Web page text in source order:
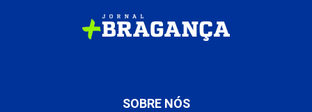
SOBRE NÓS